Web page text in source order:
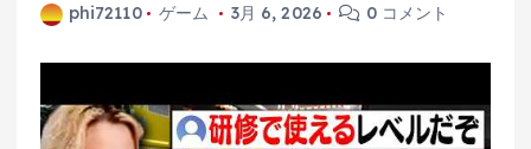
phi72110 ゲーム 3月 6, 2026 0 コメント